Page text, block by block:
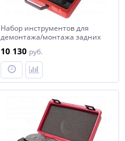
Набор инструментов для
демонтажа/монтажа задних
10 130 руб.